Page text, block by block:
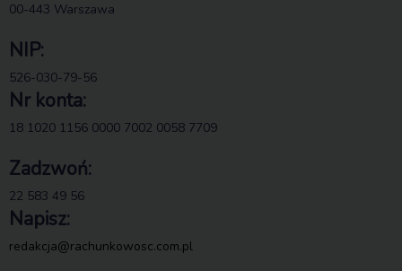
00-443 Warszawa
NIP:
526-030-79-56
Nr konta:
18 1020 1156 0000 7002 0058 7709
Zadzwoń:
22 583 49 56
Napisz:
redakcja@rachunkowosc.com.pl